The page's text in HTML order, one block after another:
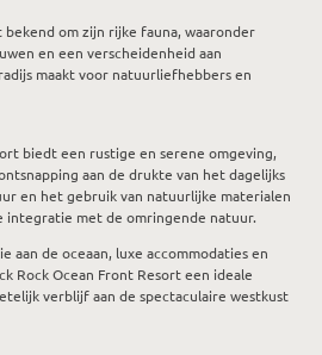
om zijn rijke fauna, waaronder
en een verscheidenheid aan
maakt voor natuurliefhebbers en
biedt een rustige en serene omgeving,
aan de drukte van het dagelijks
en het gebruik van natuurlijke materialen
integratie met de omringende natuur.
aan de oceaan, luxe accommodaties en
Rock Ocean Front Resort een ideale
verblijf aan de spectaculaire westkust